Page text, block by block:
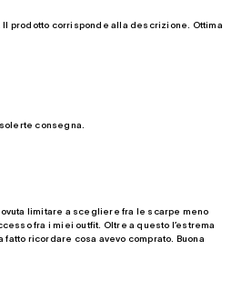
prodotto corrisponde alla descrizione. Ottima
consegna.
limitare a scegliere fra le scarpe meno
fra i miei outfit. Oltre a questo l’estrema
ricordare cosa avevo comprato. Buona